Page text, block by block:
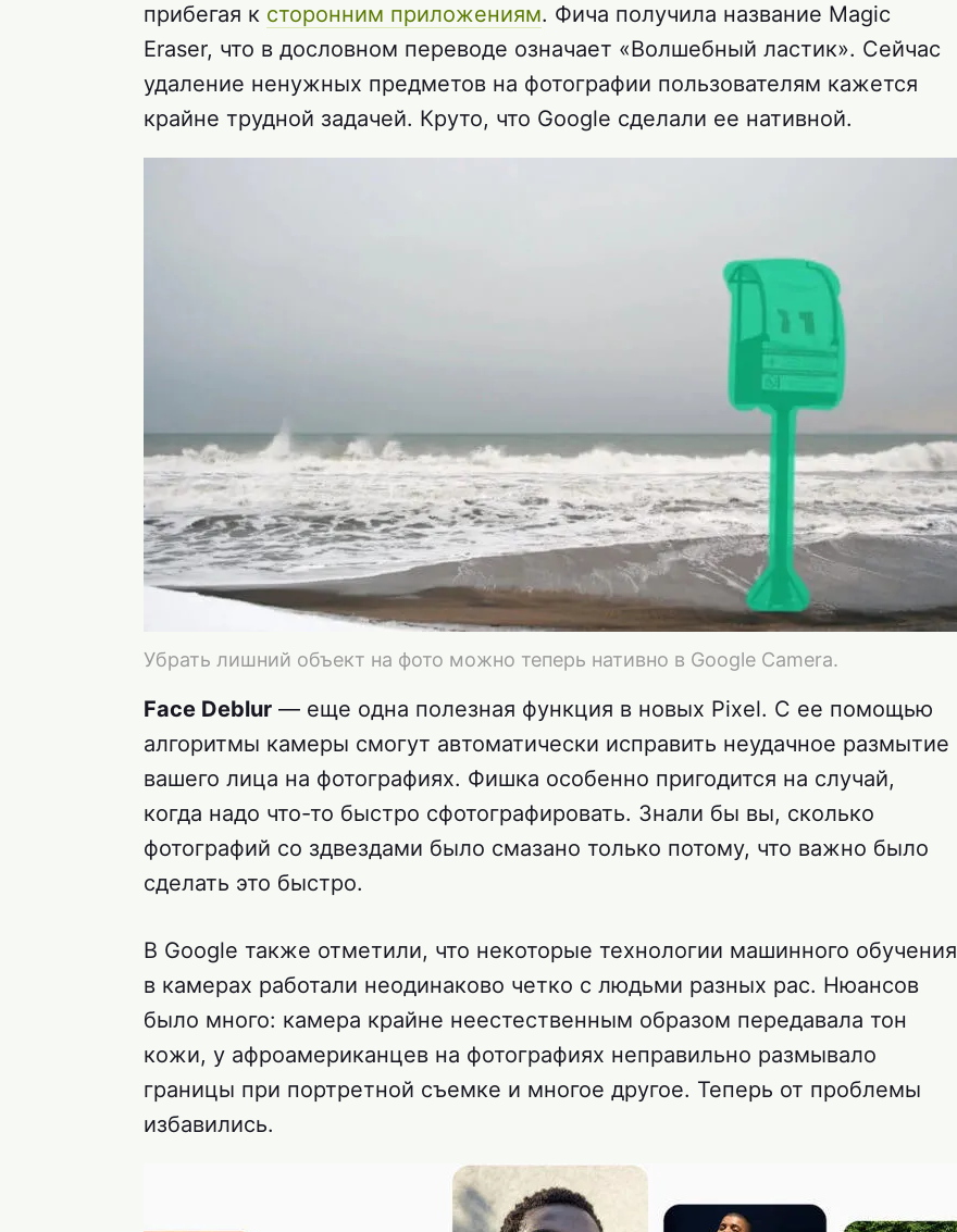
прибегая к сторонним приложениям. Фича получила название Magic
Eraser, что в дословном переводе означает «Волшебный ластик». Сейчас
удаление ненужных предметов на фотографии пользователям кажется
крайне трудной задачей. Круто, что Google сделали ее нативной.
Убрать лишний объект на фото можно теперь нативно в Google Camera.
Face Deblur — еще одна полезная функция в новых Pixel. С ее помощью
алгоритмы камеры смогут автоматически исправить неудачное размытие
вашего лица на фотографиях. Фишка особенно пригодится на случай,
когда надо что-то быстро сфотографировать. Знали бы вы, сколько
фотографий со здвездами было смазано только потому, что важно было
сделать это быстро.
В Google также отметили, что некоторые технологии машинного обучения
в камерах работали неодинаково четко с людьми разных рас. Нюансов
было много: камера крайне неестественным образом передавала тон
кожи, у афроамериканцев на фотографиях неправильно размывало
границы при портретной съемке и многое другое. Теперь от проблемы
избавились.